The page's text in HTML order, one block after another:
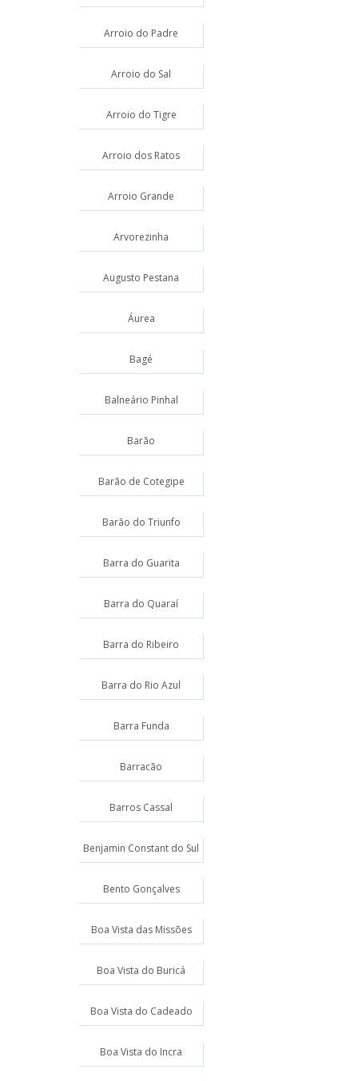
Arroio do Padre
Arroio do Sal
Arroio do Tigre
Arroio dos Ratos
Arroio Grande
Arvorezinha
Augusto Pestana
Áurea
Bagé
Balneário Pinhal
Barão
Barão de Cotegipe
Barão do Triunfo
Barra do Guarita
Barra do Quaraí
Barra do Ribeiro
Barra do Rio Azul
Barra Funda
Barracão
Barros Cassal
Benjamin Constant do Sul
Bento Gonçalves
Boa Vista das Missões
Boa Vista do Buricá
Boa Vista do Cadeado
Boa Vista do Incra